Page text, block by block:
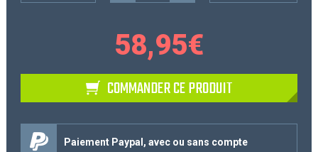
58,95€
COMMANDER CE PRODUIT
Paiement Paypal, avec ou sans compte